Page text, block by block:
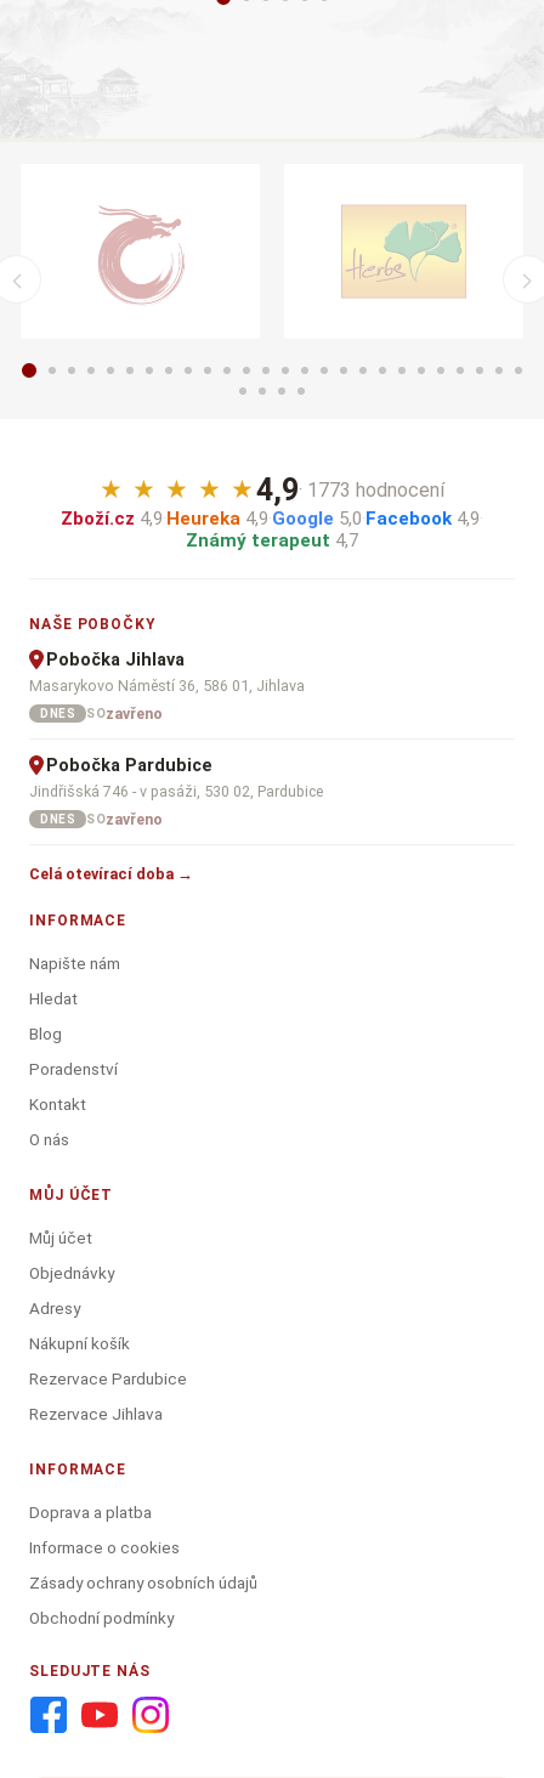
★ ★ ★ ★ ★4,9· 1773 hodnocení
Zboží.cz 4,9·Heureka 4,9·Google 5,0·Facebook 4,9·
Známý terapeut 4,7
NAŠE POBOČKY
Pobočka Jihlava
Masarykovo Náměstí 36, 586 01, Jihlava
DNES SOzavřeno
Pobočka Pardubice
Jindřišská 746 - v pasáži, 530 02, Pardubice
DNES SOzavřeno
Celá otevírací doba →
INFORMACE
Napište nám
Hledat
Blog
Poradenství
Kontakt
O nás
MŮJ ÚČET
Můj účet
Objednávky
Adresy
Nákupní košík
Rezervace Pardubice
Rezervace Jihlava
INFORMACE
Doprava a platba
Informace o cookies
Zásady ochrany osobních údajů
Obchodní podmínky
SLEDUJTE NÁS